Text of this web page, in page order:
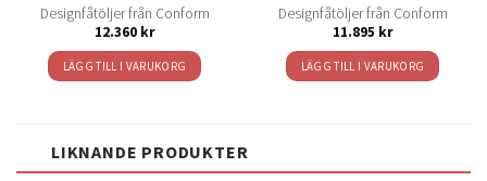
Designfåtöljer från Conform
12.360 kr
LÄGG TILL I VARUKORG
Designfåtöljer från Conform
11.895 kr
LÄGG TILL I VARUKORG
LIKNANDE PRODUKTER